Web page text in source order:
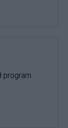
program